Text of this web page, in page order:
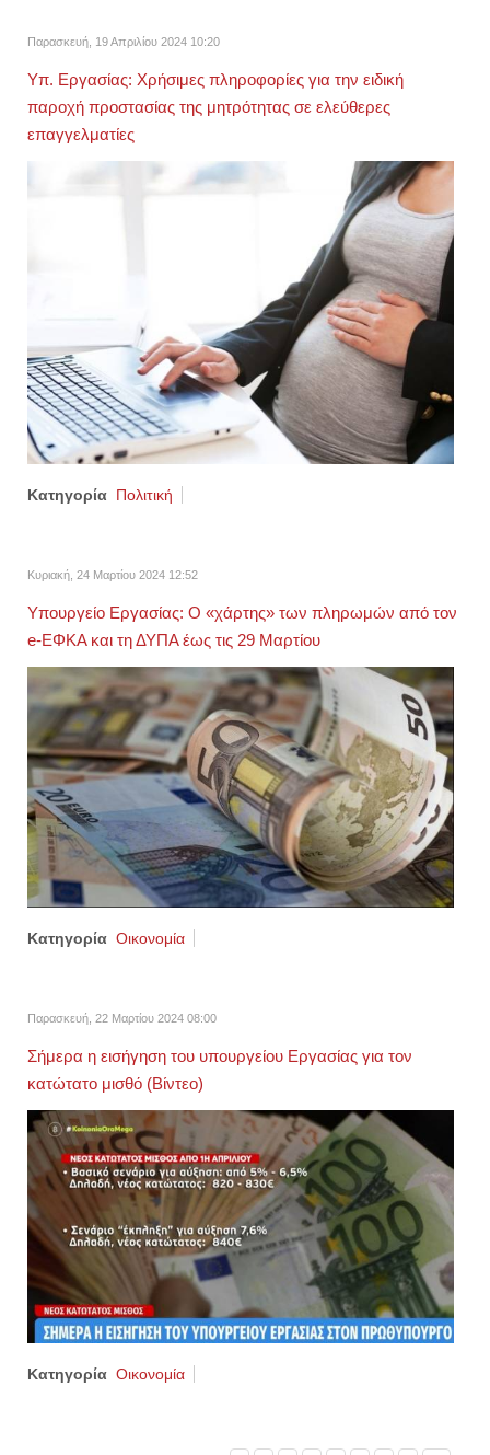
Παρασκευή, 19 Απριλίου 2024 10:20
Υπ. Εργασίας: Χρήσιμες πληροφορίες για την ειδική
παροχή προστασίας της μητρότητας σε ελεύθερες
επαγγελματίες
Κατηγορία Πολιτική
Κυριακή, 24 Μαρτίου 2024 12:52
Υπουργείο Εργασίας: Ο «χάρτης» των πληρωμών από τον
e-ΕΦΚΑ και τη ΔΥΠΑ έως τις 29 Μαρτίου
Κατηγορία Οικονομία
Παρασκευή, 22 Μαρτίου 2024 08:00
Σήμερα η εισήγηση του υπουργείου Εργασίας για τον
κατώτατο μισθό (Βίντεο)
Κατηγορία Οικονομία